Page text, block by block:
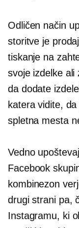
Odličen način
storitve je
tiskanje na
svoje izdelke ali
da dodate
katera vidite,
spletna mesta
Vedno
Facebook
kombinezon
drugi strani pa,
Instagramu, ki